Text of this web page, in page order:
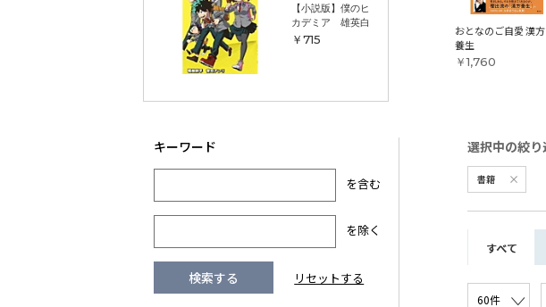
【小説版】僕のヒーローア
カデミア 雄英白書
￥715
おとなのご自愛 漢方
養生
￥1,760
を含む
を除く
書籍